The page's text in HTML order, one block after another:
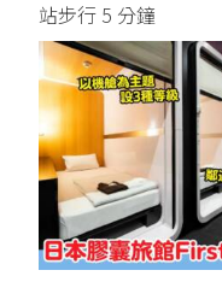
站步行 5 分鐘